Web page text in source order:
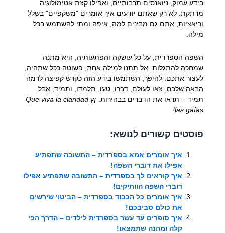
בידע עמוק, ניואנסים תרבותיים, ואפילו קצת אטימולוגיה
מרתקת. לא רק שאתם יודעים איך אומרים "משקפיים" בשלל
וריאציות, אתם גם מבינים למה, איפה ומתי להשתמש בכל
מילה.
השפה הספרדית, על כל עושקה והפתעותיה, היא מתנה
שמחכה להתגלות. אל תתנו למילה אחת, פשוטה ככל שתהיה,
לעצור אתכם. להיפך, השתמשו בידע הזה כקרש קפיצה לרמה
הבאה שלכם. צאו לעולם, דברו, טעו, תלמדו, ותמיד, אבל
תמיד – תראו את הדברים בבהירות.
¡Que viva la claridad y
las gafas!
פוסטים קשורים לנושא:
איך אומרים אמא בספרדית – התשובה שתפתיע
אפילו את דוברי השפה!
איך קוראים לך בספרדית – התשובה שתפתיע אפילו
דוברי השפה הוותיקים!
איך אומרים כל הכבוד בספרדית – הביטוי שירשים
את כולם סביבכם!
איך סופרים עד עשר בספרדית לילדים – הדרך הכי
קלה ומהנה שתמצאו!